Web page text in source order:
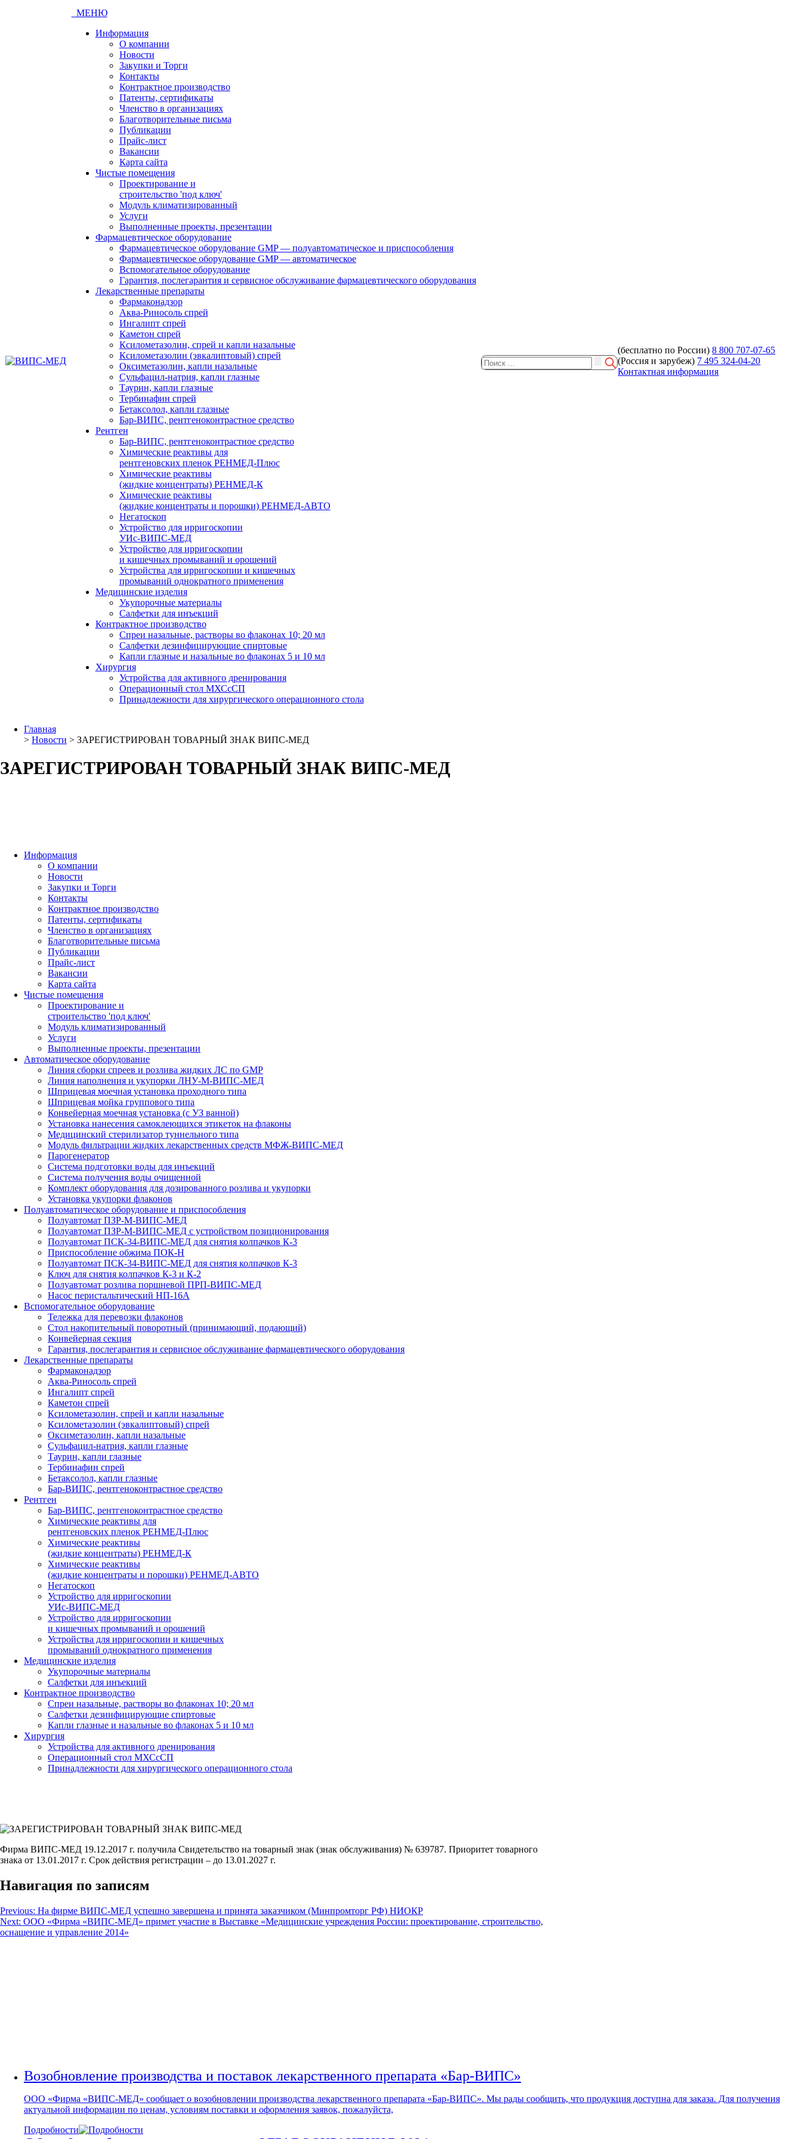
МЕНЮ
Информация
О компании
Новости
Закупки и Торги
Контакты
Контрактное производство
Патенты, сертификаты
Членство в организациях
Благотворительные письма
Публикации
Прайс-лист
Вакансии
Карта сайта
Чистые помещения
Проектирование и
строительство 'под ключ'
Модуль климатизированный
Услуги
Выполненные проекты, презентации
Фармацевтическое оборудование
Фармацевтическое оборудование GMP — полуавтоматическое и приспособления
Фармацевтическое оборудование GMP — автоматическое
Вспомогательное оборудование
Гарантия, послегарантия и сервисное обслуживание фармацевтического оборудования
Лекарственные препараты
Фармаконадзор
Аква-Риносоль спрей
Ингалипт спрей
Каметон спрей
Ксилометазолин, спрей и капли назальные
Ксилометазолин (эвкалиптовый) спрей
Оксиметазолин, капли назальные
Сульфацил-натрия, капли глазные
Таурин, капли глазные
Тербинафин спрей
Бетаксолол, капли глазные
Бар-ВИПС, рентгеноконтрастное средство
Рентген
Бар-ВИПС, рентгеноконтрастное средство
Химические реактивы для
рентгеновских пленок РЕНМЕД-Плюс
Химические реактивы
(жидкие концентраты) РЕНМЕД-К
Химические реактивы
(жидкие концентраты и порошки) РЕНМЕД-АВТО
Негатоскоп
Устройство для ирригоскопии
УИс-ВИПС-МЕД
Устройство для ирригоскопии
и кишечных промываний и орошений
Устройства для ирригоскопии и кишечных
промываний однократного применения
Медицинские изделия
Укупорочные материалы
Салфетки для инъекций
Контрактное производство
Спреи назальные, растворы во флаконах 10; 20 мл
Салфетки дезинфицирующие спиртовые
Капли глазные и назальные во флаконах 5 и 10 мл
Хирургия
Устройства для активного дренирования
Операционный стол МХСсСП
Принадлежности для хирургического операционного стола
(бесплатно по России)8 800 707-07-65
(Россия и зарубеж) 7 495 324-04-20
Контактная информация
Главная
> Новости > ЗАРЕГИСТРИРОВАН ТОВАРНЫЙ ЗНАК ВИПС-МЕД
ЗАРЕГИСТРИРОВАН ТОВАРНЫЙ ЗНАК ВИПС-МЕД
Информация
О компании
Новости
Закупки и Торги
Контакты
Контрактное производство
Патенты, сертификаты
Членство в организациях
Благотворительные письма
Публикации
Прайс-лист
Вакансии
Карта сайта
Чистые помещения
Проектирование и
строительство 'под ключ'
Модуль климатизированный
Услуги
Выполненные проекты, презентации
Автоматическое оборудование
Линия сборки спреев и розлива жидких ЛС по GMP
Линия наполнения и укупорки ЛНУ-М-ВИПС-МЕД
Шприцевая моечная установка проходного типа
Шприцевая мойка группового типа
Конвейерная моечная установка (с УЗ ванной)
Установка нанесения самоклеющихся этикеток на флаконы
Медицинский стерилизатор туннельного типа
Модуль фильтрации жидких лекарственных средств МФЖ-ВИПС-МЕД
Парогенератор
Система подготовки воды для инъекций
Система получения воды очищенной
Комплект оборудования для дозированного розлива и укупорки
Установка укупорки флаконов
Полуавтоматическое оборудование и приспособления
Полуавтомат ПЗР-М-ВИПС-МЕД
Полуавтомат ПЗР-М-ВИПС-МЕД с устройством позиционирования
Полуавтомат ПСК-34-ВИПС-МЕД для снятия колпачков К-3
Приспособление обжима ПОК-Н
Полуавтомат ПСК-34-ВИПС-МЕД для снятия колпачков К-3
Ключ для снятия колпачков К-3 и К-2
Полуавтомат розлива поршневой ПРП-ВИПС-МЕД
Насос перистальтический НП-16А
Вспомогательное оборудование
Тележка для перевозки флаконов
Стол накопительный поворотный (принимающий, подающий)
Конвейерная секция
Гарантия, послегарантия и сервисное обслуживание фармацевтического оборудования
Лекарственные препараты
Фармаконадзор
Аква-Риносоль спрей
Ингалипт спрей
Каметон спрей
Ксилометазолин, спрей и капли назальные
Ксилометазолин (эвкалиптовый) спрей
Оксиметазолин, капли назальные
Сульфацил-натрия, капли глазные
Таурин, капли глазные
Тербинафин спрей
Бетаксолол, капли глазные
Бар-ВИПС, рентгеноконтрастное средство
Рентген
Бар-ВИПС, рентгеноконтрастное средство
Химические реактивы для
рентгеновских пленок РЕНМЕД-Плюс
Химические реактивы
(жидкие концентраты) РЕНМЕД-К
Химические реактивы
(жидкие концентраты и порошки) РЕНМЕД-АВТО
Негатоскоп
Устройство для ирригоскопии
УИс-ВИПС-МЕД
Устройство для ирригоскопии
и кишечных промываний и орошений
Устройства для ирригоскопии и кишечных
промываний однократного применения
Медицинские изделия
Укупорочные материалы
Салфетки для инъекций
Контрактное производство
Спреи назальные, растворы во флаконах 10; 20 мл
Салфетки дезинфицирующие спиртовые
Капли глазные и назальные во флаконах 5 и 10 мл
Хирургия
Устройства для активного дренирования
Операционный стол МХСсСП
Принадлежности для хирургического операционного стола
Фирма ВИПС-МЕД 19.12.2017 г. получила Свидетельство на товарный знак (знак обслуживания) № 639787. Приоритет товарного
знака от 13.01.2017 г. Срок действия регистрации – до 13.01.2027 г.
Навигация по записям
Previous: На фирме ВИПС-МЕД успешно завершена и принята заказчиком (Минпромторг РФ) НИОКР
Next: ООО «Фирма «ВИПС-МЕД» примет участие в Выставке «Медицинские учреждения России: проектирование, строительство,
оснащение и управление 2014»
Возобновление производства и поставок лекарственного препарата «Бар-ВИПС»
ООО «Фирма «ВИПС-МЕД» сообщает о возобновлении производства лекарственного препарата «Бар-ВИПС». Мы рады сообщить, что продукция доступна для заказа. Для получения
актуальной информации по ценам, условиям поставки и оформления заявок, пожалуйста,
Подробности